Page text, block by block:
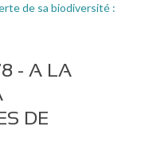
de sa biodiversité :
- A LA
DE